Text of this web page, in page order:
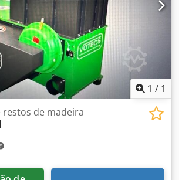
1 / 1
de madeira